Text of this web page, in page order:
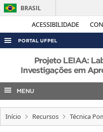
ACESSIBILIDADE
BRASIL
PORTAL UFPEL
ACESSO À INFORMAÇÃO
AUDITORIA
COBALTO
CONCURSOS
Projeto LEIAA:
Investigações em
MENU
Início Recursos Técnica